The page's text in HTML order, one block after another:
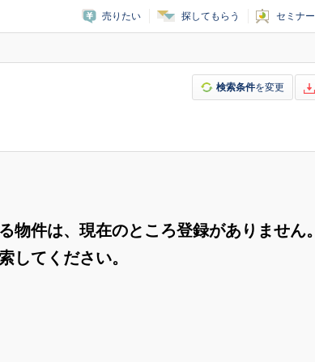
売りたい 探してもらう セミナー
検索条件を変更
物件は、現在のところ登録がありません。
してください。